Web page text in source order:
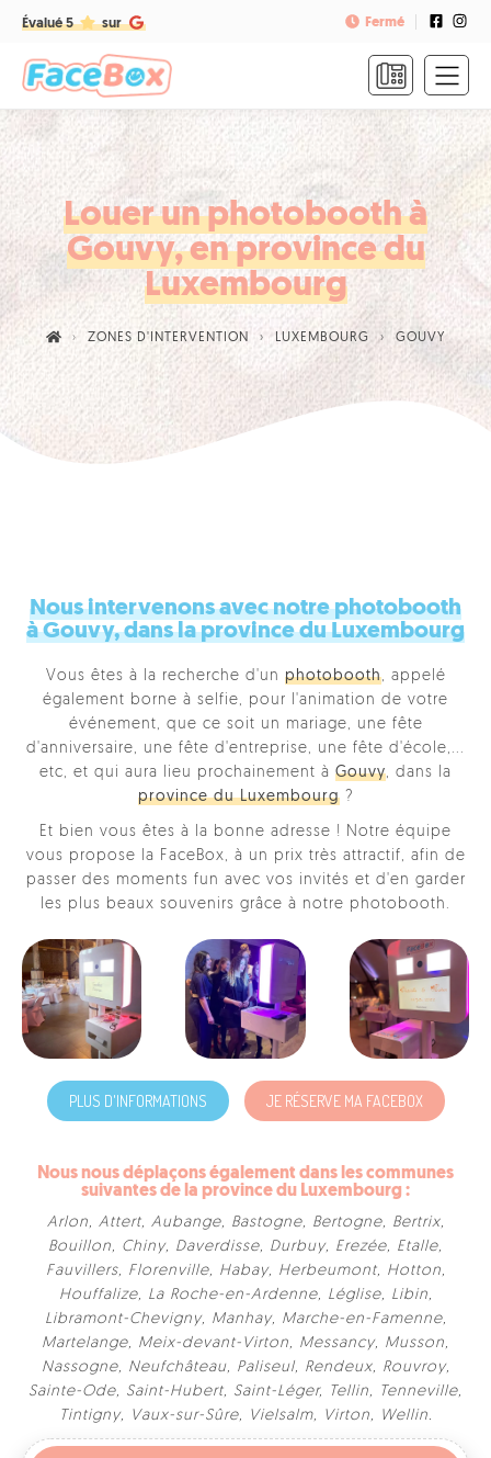
Évalué 5 sur Fermé
ACCUEIL
FORMULES
TARIFS
FAQ
CONTACT
NOUS
APPELER
RÉSERVER
Louer un photobooth à
Gouvy, en province du
Luxembourg
ZONES D'INTERVENTION LUXEMBOURG GOUVY
Nous intervenons avec notre photobooth
à Gouvy, dans la province du Luxembourg
Vous êtes à la recherche d'un photobooth, appelé
également borne à selfie, pour l'animation de votre
événement, que ce soit un mariage, une fête
d'anniversaire, une fête d'entreprise, une fête d'école,...
etc, et qui aura lieu prochainement à Gouvy, dans la
province du Luxembourg ?
Et bien vous êtes à la bonne adresse ! Notre équipe
vous propose la FaceBox, à un prix très attractif, afin de
passer des moments fun avec vos invités et d'en garder
les plus beaux souvenirs grâce à notre photobooth.
PLUS D'INFORMATIONS JE RÉSERVE MA FACEBOX
Nous nous déplaçons également dans les communes
suivantes de la province du Luxembourg :
Arlon, Attert, Aubange, Bastogne, Bertogne, Bertrix,
Bouillon, Chiny, Daverdisse, Durbuy, Erezée, Etalle,
Fauvillers, Florenville, Habay, Herbeumont, Hotton,
Houffalize, La Roche-en-Ardenne, Léglise, Libin,
Libramont-Chevigny, Manhay, Marche-en-Famenne,
Martelange, Meix-devant-Virton, Messancy, Musson,
Nassogne, Neufchâteau, Paliseul, Rendeux, Rouvroy,
Sainte-Ode, Saint-Hubert, Saint-Léger, Tellin, Tenneville,
Tintigny, Vaux-sur-Sûre, Vielsalm, Virton, Wellin.
FORMULE RECOMMANDÉE
DELUXE BOX